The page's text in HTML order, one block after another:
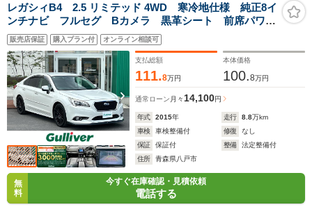
レガシィB4 2.5 リミテッド 4WD 寒冷地仕様 純正8イ
ンチナビ フルセグ Bカメラ 黒革シート 前席パワー
シート 前後席シートヒーター パドルシフト 衝突軽
減ブレーキ 追従クルコン LEDライト LEDフォグ
STIリップスポイラー STI18AW
販売店保証 購入プラン付 オンライン相談可
支払総額
111.8万円
本体価格
100.8万円
通常ローン 月々 14,100円
年式 2015年 走行 8.8万km
車検
車検整備付 修復
なし
保証
保証付 整備
法定整備付
住所
青森県八戸市
無
料
今すぐ在庫確認・見積依頼
電話する